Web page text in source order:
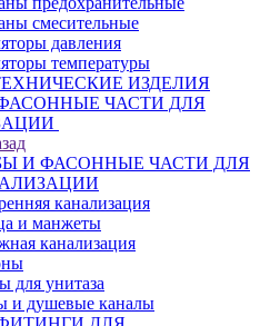
смесительные
давления
температуры
ИЗДЕЛИЯ
ЧАСТИ ДЛЯ
И ФАСОННЫЕ ЧАСТИ ДЛЯ
канализация
и манжеты
канализация
для унитаза
и душевые каналы